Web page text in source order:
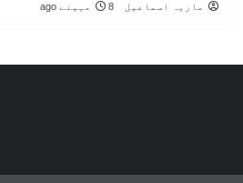
ماریہ اسماعیل 8 مہینے ago